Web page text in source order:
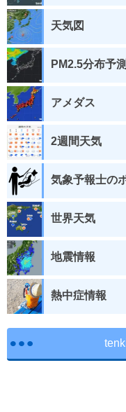
天気図
PM2.5分布予測
アメダス
2週間天気
気象予報士の
世界天気
地震情報
熱中症情報